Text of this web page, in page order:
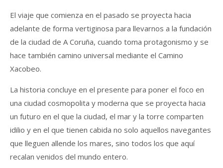
El viaje que comienza en el pasado se proyecta hacia
adelante de forma vertiginosa para llevarnos a la fundación
de la ciudad de A Coruña, cuando toma protagonismo y se
hace también camino universal mediante el Camino
Xacobeo.
La historia concluye en el presente para poner el foco en
una ciudad cosmopolita y moderna que se proyecta hacia
un futuro en el que la ciudad, el mar y la torre comparten
idilio y en el que tienen cabida no solo aquellos navegantes
que lleguen allende los mares, sino todos los que aquí
recalan venidos del mundo entero.